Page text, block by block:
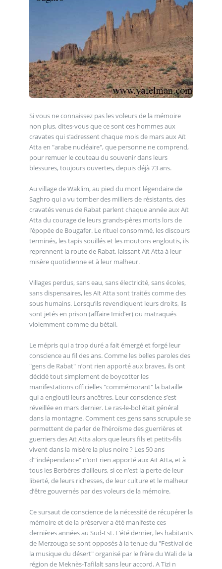
Si vous ne connaissez pas les voleurs de la mémoire
non plus, dites-vous que ce sont ces hommes aux
cravates qui s’adressent chaque mois de mars aux Aït
Atta en "arabe nucléaire", que personne ne comprend,
pour remuer le couteau du souvenir dans leurs
blessures, toujours ouvertes, depuis déjà 73 ans.
Au village de Waklim, au pied du mont légendaire de
Saghro qui a vu tomber des milliers de résistants, des
cravatés venus de Rabat parlent chaque année aux Aït
Atta du courage de leurs grands-pères morts lors de
l’épopée de Bougafer. Le rituel consommé, les discours
terminés, les tapis souillés et les moutons engloutis, ils
reprennent la route de Rabat, laissant Aït Atta à leur
misère quotidienne et à leur malheur.
Villages perdus, sans eau, sans électricité, sans écoles,
sans dispensaires, les Aït Atta sont traités comme des
sous humains. Lorsqu’ils revendiquent leurs droits, ils
sont jetés en prison (affaire Imid’er) ou matraqués
violemment comme du bétail.
Le mépris qui a trop duré a fait émergé et forgé leur
conscience au fil des ans. Comme les belles paroles des
"gens de Rabat" n’ont rien apporté aux braves, ils ont
décidé tout simplement de boycotter les
manifestations officielles "commémorant" la bataille
qui a englouti leurs ancêtres. Leur conscience s’est
réveillée en mars dernier. Le ras-le-bol était général
dans la montagne. Comment ces gens sans scrupule se
permettent de parler de l’héroïsme des guerrières et
guerriers des Aït Atta alors que leurs fils et petits-fils
vivent dans la misère la plus noire ? Les 50 ans
d’"indépendance" n’ont rien apporté aux Aït Atta, et à
tous les Berbères d’ailleurs, si ce n’est la perte de leur
liberté, de leurs richesses, de leur culture et le malheur
d’être gouvernés par des voleurs de la mémoire.
Ce sursaut de conscience de la nécessité de récupérer la
mémoire et de la préserver a été manifeste ces
dernières années au Sud-Est. L’été dernier, les habitants
de Merzouga se sont opposés à la tenue du "Festival de
la musique du désert" organisé par le frère du Wali de la
région de Meknès-Tafilalt sans leur accord. A Tizi n